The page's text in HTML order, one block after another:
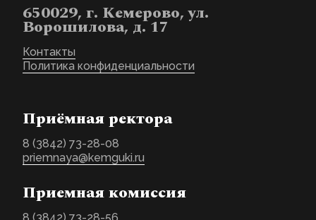
650029, г. Кемерово, ул.
Ворошилова, д. 17
Контакты
Политика конфиденциальности
Приёмная ректора
8 (3842) 73-28-08
priemnaya@kemguki.ru
Приемная комиссия
8 (3842) 73-28-56